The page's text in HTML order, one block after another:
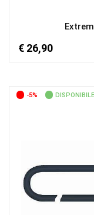
€ 26,90
-5% DISPONIBILE